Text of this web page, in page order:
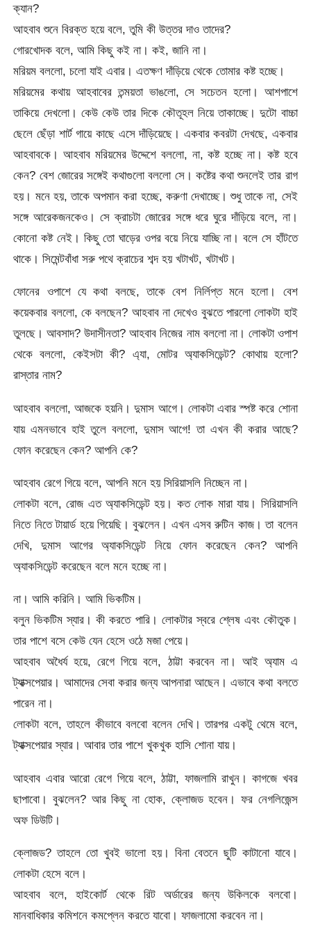
ক্যান?
আহবাব শুনে বিরক্ত হয়ে বলে, তুমি কী উত্তর দাও তাদের?
গোরখোদক বলে, আমি কিছু কই না। কই, জানি না।
মরিয়ম বললো, চলো যাই এবার। এতক্ষণ দাঁড়িয়ে থেকে তোমার কষ্ট হচ্ছে।
মরিয়মের কথায় আহবাবের তন্ময়তা ভাঙলো, সে সচেতন হলো। আশপাশে
তাকিয়ে দেখলো। কেউ কেউ তার দিকে কৌতূহল নিয়ে তাকাচ্ছে। দুটো বাচ্চা
ছেলে ছেঁড়া শার্ট গায়ে কাছে এসে দাঁড়িয়েছে। একবার কবরটা দেখছে, একবার
আহবাবকে। আহবাব মরিয়মের উদ্দেশে বললো, না, কষ্ট হচ্ছে না। কষ্ট হবে
কেন? বেশ জোরের সঙ্গেই কথাগুলো বললো সে। কষ্টের কথা শুনলেই তার রাগ
হয়। মনে হয়, তাকে অপমান করা হচ্ছে, করুণা দেখাচ্ছে। শুধু তাকে না, সেই
সঙ্গে আরেকজনকেও। সে ক্রাচটা জোরের সঙ্গে ধরে ঘুরে দাঁড়িয়ে বলে, না।
কোনো কষ্ট নেই। কিছু তো ঘাড়ের ওপর বয়ে নিয়ে যাচ্ছি না। বলে সে হাঁটতে
থাকে। সিমেন্টবাঁধা সরু পথে ক্রাচের শব্দ হয় খটাখট, খটাখট।
ফোনের ওপাশে যে কথা বলছে, তাকে বেশ নির্লিপ্ত মনে হলো। বেশ
কয়েকবার বললো, কে বলছেন? আহবাব না দেখেও বুঝতে পারলো লোকটা হাই
তুলছে। আবসাদ? উদাসীনতা? আহবাব নিজের নাম বললো না। লোকটা ওপাশ
থেকে বললো, কেইসটা কী? এ্যা, মোটর অ্যাকসিডেন্ট? কোথায় হলো?
রাস্তার নাম?
আহবাব বললো, আজকে হয়নি। দুমাস আগে। লোকটা এবার স্পষ্ট করে শোনা
যায় এমনভাবে হাই তুলে বললো, দুমাস আগে! তা এখন কী করার আছে?
ফোন করেছেন কেন? আপনি কে?
আহবাব রেগে গিয়ে বলে, আপনি মনে হয় সিরিয়াসলি নিচ্ছেন না।
লোকটা বলে, রোজ এত অ্যাকসিডেন্ট হয়। কত লোক মারা যায়। সিরিয়াসলি
নিতে নিতে টায়ার্ড হয়ে গিয়েছি। বুঝলেন। এখন এসব রুটিন কাজ। তা বলেন
দেখি, দুমাস আগের অ্যাকসিডেন্ট নিয়ে ফোন করেছেন কেন? আপনি
অ্যাকসিডেন্ট করেছেন বলে মনে হচ্ছে না।
না। আমি করিনি। আমি ভিকটিম।
বলুন ভিকটিম স্যার। কী করতে পারি। লোকটার স্বরে শ্লেষ এবং কৌতুক।
তার পাশে বসে কেউ যেন হেসে ওঠে মজা পেয়ে।
আহবাব অধৈর্য হয়ে, রেগে গিয়ে বলে, ঠাট্টা করবেন না। আই অ্যাম এ
ট্যাক্সপেয়ার। আমাদের সেবা করার জন্য আপনারা আছেন। এভাবে কথা বলতে
পারেন না।
লোকটা বলে, তাহলে কীভাবে বলবো বলেন দেখি। তারপর একটু থেমে বলে,
ট্যাক্সপেয়ার স্যার। আবার তার পাশে খুকখুক হাসি শোনা যায়।
আহবাব এবার আরো রেগে গিয়ে বলে, ঠাট্টা, ফাজলামি রাখুন। কাগজে খবর
ছাপাবো। বুঝলেন? আর কিছু না হোক, ক্লোজড হবেন। ফর নেগলিজেন্স
অফ ডিউটি।
ক্লোজড? তাহলে তো খুবই ভালো হয়। বিনা বেতনে ছুটি কাটানো যাবে।
লোকটা হেসে বলে।
আহবাব বলে, হাইকোর্ট থেকে রিট অর্ডারের জন্য উকিলকে বলবো।
মানবাধিকার কমিশনে কমপ্লেন করতে যাবো। ফাজলামো করবেন না।